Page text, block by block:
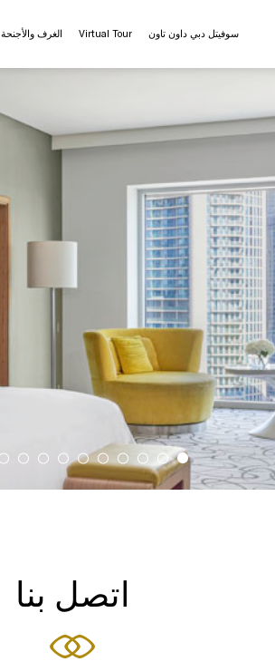
سوفيتل دبي داون تاون Virtual Tour الغرف والأجنحة
اتصل بنا